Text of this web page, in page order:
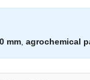
mm agrochemical